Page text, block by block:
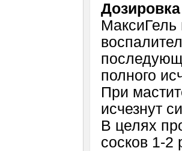
МаксиГель
полного
При
исчезнут
В целях
сосков 1-